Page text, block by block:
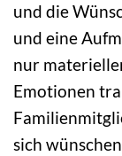
und die
und eine
nur
Emotionen
sich